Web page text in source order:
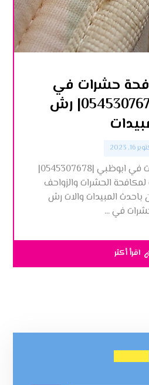
حشرات في
ابوظبي |0545307678| رش
16, 2023
شركة مكافحة حشرات في ابوظبي |0545307678|
الحشرات والزواحف
باحدث المبيدات والات رش
في ...
اقرأ أكثر